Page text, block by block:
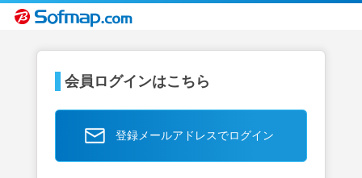
会員ログインはこちら
登録メールアドレスでログイン